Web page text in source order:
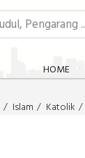
HOME
Islam Katolik